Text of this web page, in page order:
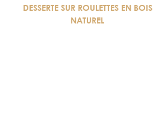
DESSERTE SUR ROULETTES EN BOIS
NATUREL